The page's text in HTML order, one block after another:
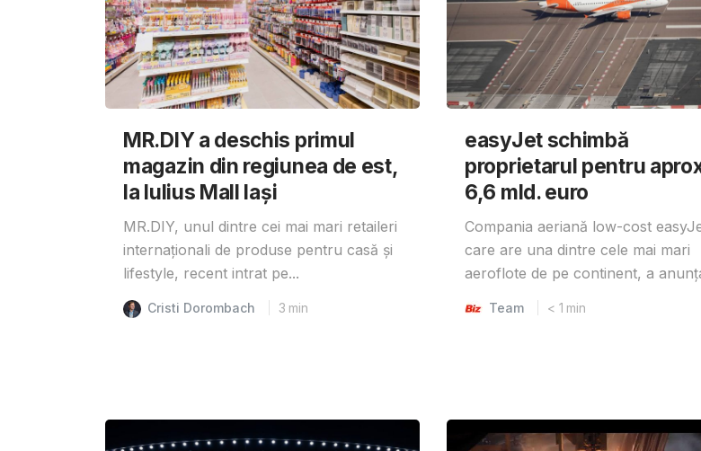
MR.DIY a deschis primul
magazin din regiunea de est,
la Iulius Mall Iași
MR.DIY, unul dintre cei mai mari retaileri
internaționali de produse pentru casă și
lifestyle, recent intrat pe...
Cristi Dorombach 3 min
easyJet schimbă
proprietarul pentru
6,6 mld. euro
Compania aeriană low-cost
care are una dintre cele mai mari
aeroflote de pe continent, a
Team < 1 min